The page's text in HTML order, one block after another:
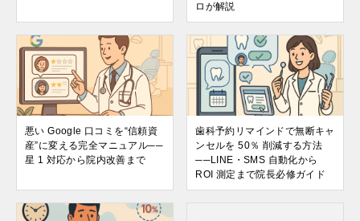
ロが解説
悪い Google 口コミを“信頼資
産”に変える完全マニュアル──
星 1 対応から院内改善まで
歯科予約リマインドで無断キャ
ンセルを 50％ 削減する方法
──LINE・SMS 自動化から
ROI 測定まで院長必修ガイド